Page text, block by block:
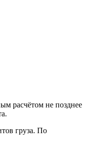
расчётом не позднее
груза. По